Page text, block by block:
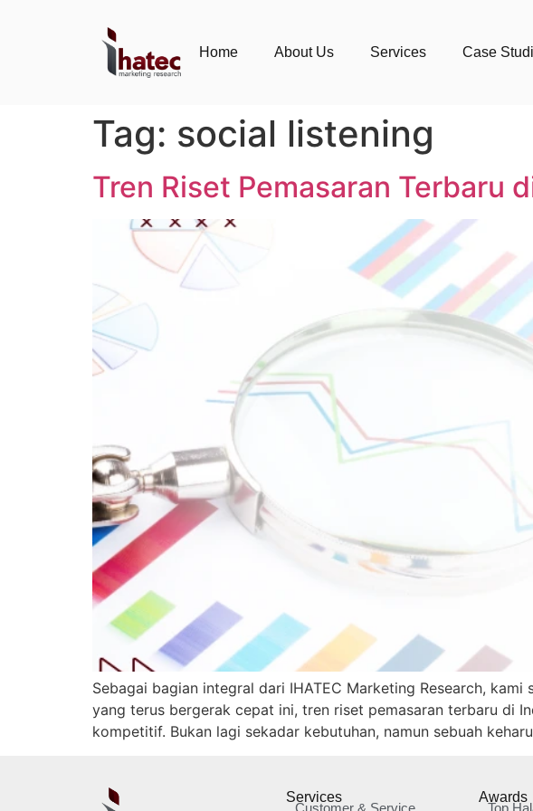
Home About Us Services Case
Tag: social listening
Tren Riset Pemasaran Terbaru
Sebagai bagian integral dari IHATEC Marketing Research,
yang terus bergerak cepat ini, tren riset pemasaran terbaru di
kompetitif. Bukan lagi sekadar kebutuhan, namun sebuah
Services
Customer & Service
Awards
Top